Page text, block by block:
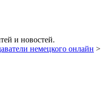
и новостей.
немецкого онлайн >